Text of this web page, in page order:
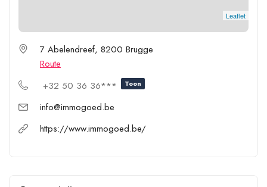
Leaflet
7 Abelendreef, 8200 Brugge
Route
+32 50 36 36***
Toon
info@immogoed.be
https://www.immogoed.be/